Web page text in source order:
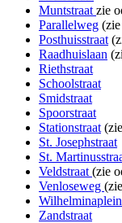
Muntstraat zie
Parallelweg
Posthuisstraat
Raadhuislaan
Riethstraat
Schoolstraat
Smidstraat
Spoorstraat
Stationstraat
St. Josephstraat
St.
Veldstraat (zie
Venloseweg
Wilhelminaplein
Zandstraat